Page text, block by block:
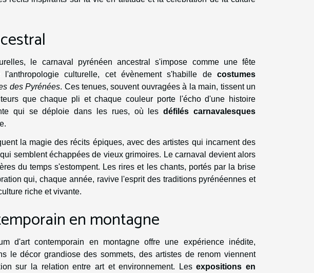
le carnaval pyrénéen ancestral s'impose comme une fête
l'anthropologie culturelle, cet évènement s'habille de costumes
des Pyrénées. Ces tenues, souvent ouvragées à la main, tissent un
que chaque pli et chaque couleur porte l'écho d'une histoire
qui se déploie dans les rues, où lesdéfilés carnavalesques
la magie des récits épiques, avec des artistes qui incarnent des
semblent échappées de vieux grimoires. Le carnaval devient alors
du temps s'estompent. Les rires et les chants, portés par la brise
qui, chaque année, ravive l'esprit des traditions pyrénéennes et
riche et vivante.
en montagne
d'art contemporain en montagne offre une expérience inédite,
le décor grandiose des sommets, des artistes de renom viennent
sur la relation entre art et environnement. Lesexpositions en